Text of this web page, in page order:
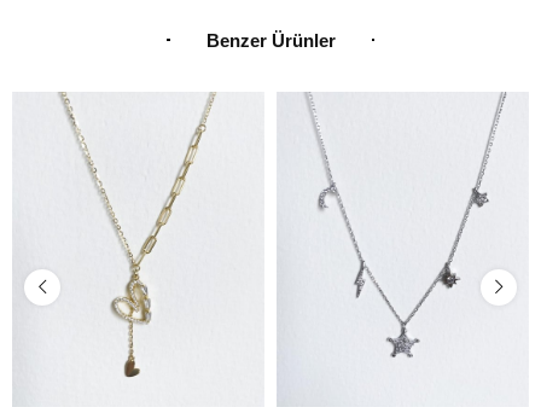
Benzer Ürünler